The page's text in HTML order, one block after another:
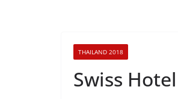
THAILAND 2018
Swiss